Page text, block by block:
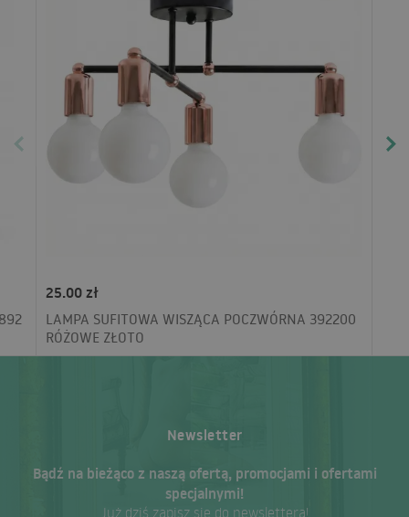
25.00 zł
LAMPA SUFITOWA WISZĄCA POCZWÓRNA 392200
RÓŻOWE ZŁOTO
Newsletter
Bądź na bieżąco z naszą ofertą, promocjami i ofertami
specjalnymi!
Już dziś zapisz się do newslettera!